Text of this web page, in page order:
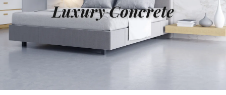
Luxury Concrete